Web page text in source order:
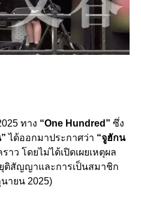
ทาง “One Hundred” ซึ่ง
ได้ออกมาประกาศว่า “จูฮักน
ว โดยไม่ได้เปิดเผยเหตุผล
ติสัญญาและการเป็นสมาชิก
ายน 2025)